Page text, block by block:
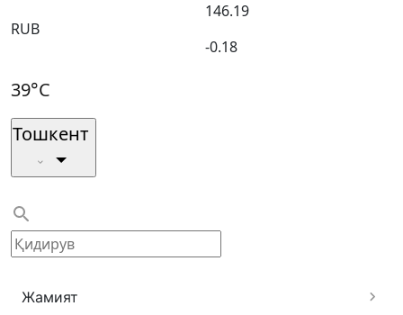
RUB
146.19
-0.18
39°C
Тошкент
Жамият